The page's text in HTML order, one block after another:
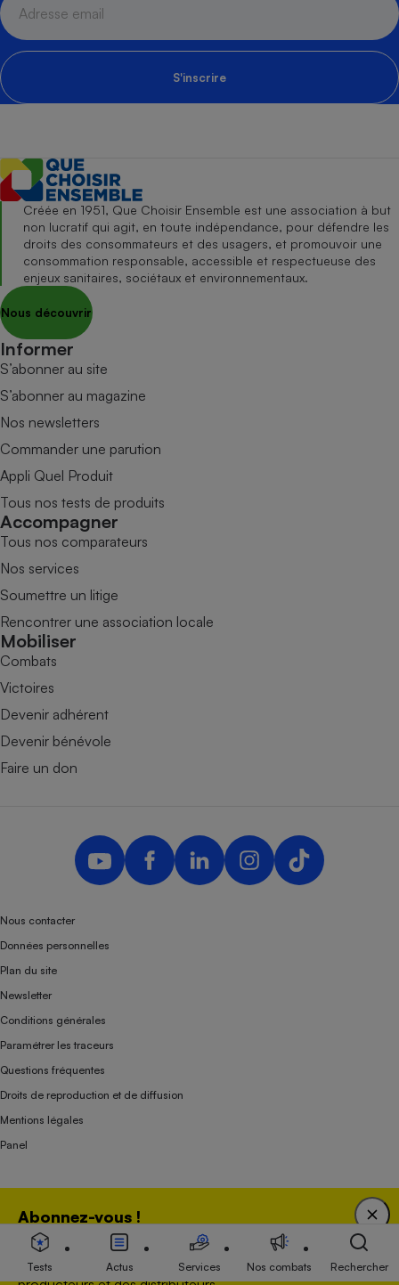
S'inscrire
Abonnez-vous !
Bénéficiez d'une expertise unique tout en soutenant
une association 100 % indépendante de l'Etat, des
Créée en 1951, Que Choisir Ensemble est une association à but
non lucratif qui agit, en toute indépendance, pour défendre les
droits des consommateurs et des usagers, et promouvoir une
consommation responsable, accessible et respectueuse des
enjeux sanitaires, sociétaux et environnementaux.
Nous découvrir
Informer
S’abonner au site
S’abonner au magazine
Nos newsletters
Commander une parution
Appli Quel Produit
Tous nos tests de produits
Accompagner
Tous nos comparateurs
Nos services
Soumettre un litige
Rencontrer une association locale
Mobiliser
Combats
Victoires
Devenir adhérent
Devenir bénévole
Faire un don
Nous contacter
Données personnelles
Plan du site
Newsletter
Conditions générales
Paramétrer les traceurs
Questions fréquentes
Droits de reproduction et de diffusion
Mentions légales
Panel
Association indépendante de l’État, des syndicats, des producteurs et des
distributeurs depuis 1951.
Tests Actus Services Nos combats Rechercher